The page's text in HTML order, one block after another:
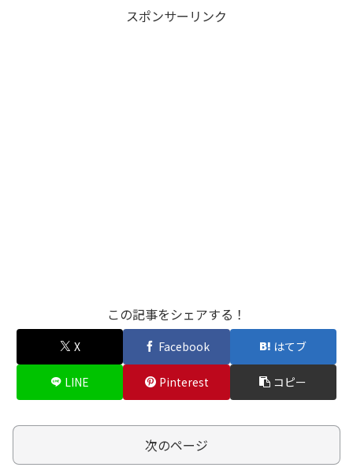
スポンサーリンク
この記事をシェアする！
X Facebook はてブ
LINE Pinterest コピー
次のページ